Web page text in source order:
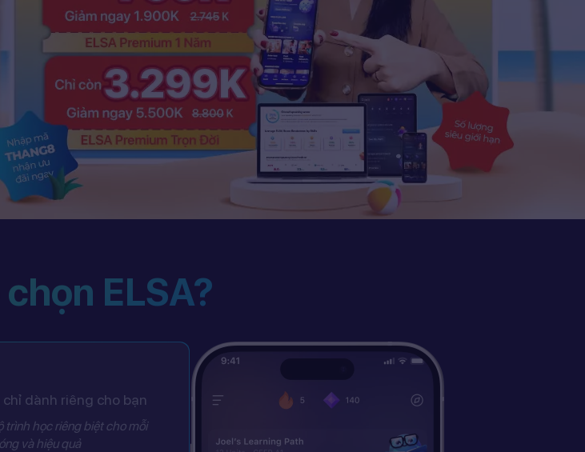
ELSA?
dành riêng cho bạn
trình học riêng biệt cho mỗi
và hiệu quả